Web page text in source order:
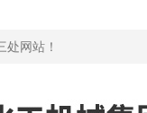
网站！